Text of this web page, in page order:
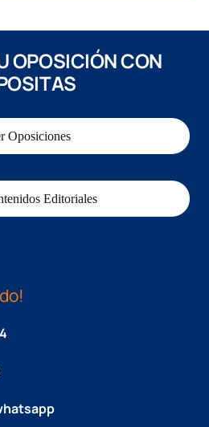
OPOSICIÓN CON
Oposiciones
Editoriales